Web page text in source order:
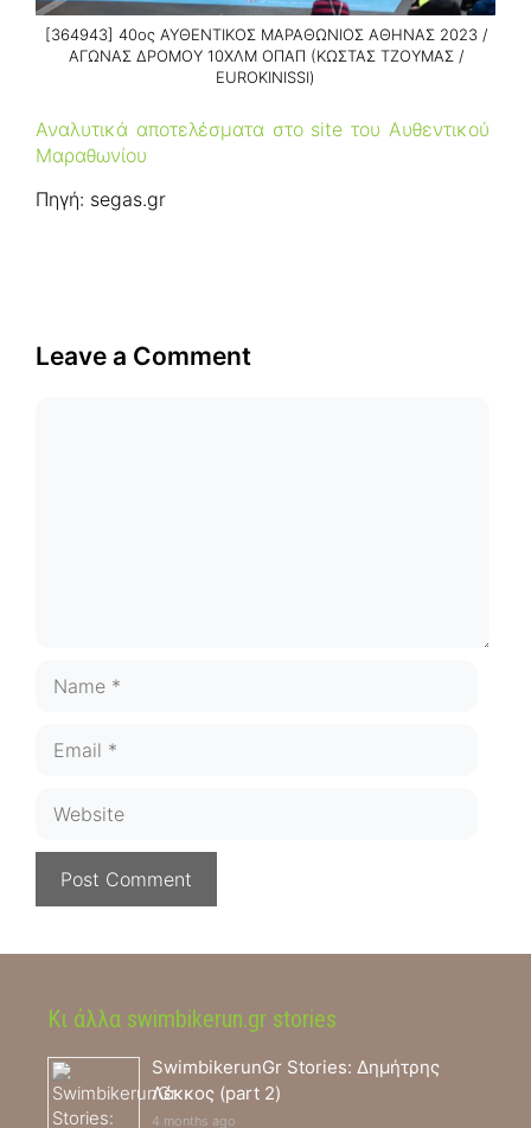
[364943] 40ος ΑΥΘΕΝΤΙΚΟΣ ΜΑΡΑΘΩΝΙΟΣ ΑΘΗΝΑΣ 2023 /
ΑΓΩΝΑΣ ΔΡΟΜΟΥ 10ΧΛΜ ΟΠΑΠ (ΚΩΣΤΑΣ ΤΖΟΥΜΑΣ /
EUROKINISSI)
Αναλυτικά αποτελέσματα στο site του Αυθεντικού
Μαραθωνίου
Πηγή: segas.gr
Leave a Comment
Κι άλλα swimbikerun.gr stories
SwimbikerunGr Stories: Δημήτρης
Λέκκος (part 2)
4 months ago